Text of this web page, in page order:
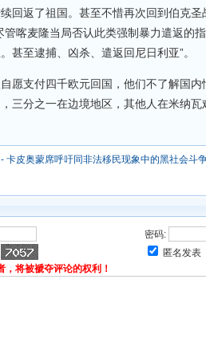
回返了祖国。甚至不惜再次回到伯克
管喀麦隆当局否认此类强制暴力遣返的
甚至逮捕、凶杀、遣返回尼日利亚”。
愿支付四千欧元回国，他们不了解国
三分之一在边境地区，其他人在米纳
卡皮奥蒙席呼吁同非法移民现象中的黑社会斗
密码:
匿名发表
将被褫夺评论的权利！